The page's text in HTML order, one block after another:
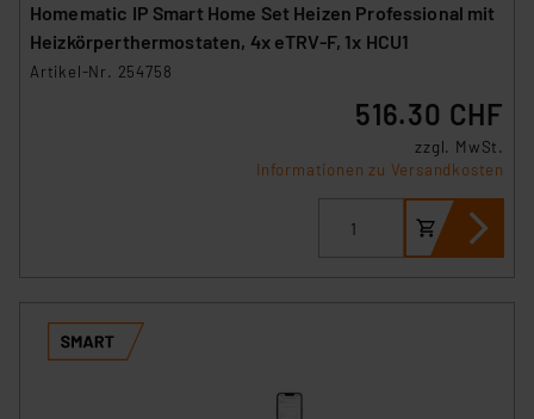
Homematic IP Smart Home Set Heizen Professional mit
Heizkörperthermostaten, 4x eTRV-F, 1x HCU1
Artikel-Nr. 254758
516.30 CHF
zzgl. MwSt.
Informationen zu Versandkosten